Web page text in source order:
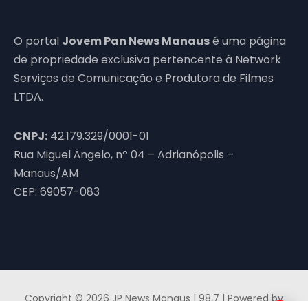
O portal Jovem Pan News Manausé uma página
de propriedade exclusiva pertencente à Network
Serviços de Comunicação e Produtora de Filmes
LTDA.
CNPJ: 42.179.329/0001-01
Rua Miguel Ângelo, nº 04 – Adrianópolis –
Manaus/AM
CEP: 69057-083